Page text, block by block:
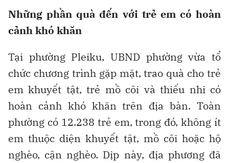
Những phần quà đến với trẻ em có hoàn
cảnh khó khăn
Tại phường Pleiku, UBND phường vừa tổ
chức chương trình gặp mặt, trao quà cho trẻ
em khuyết tật, trẻ mồ côi và thiếu nhi có
hoàn cảnh khó khăn trên địa bàn. Toàn
phường có 12.238 trẻ em, trong đó, không ít
em thuộc diện khuyết tật, mồ côi hoặc hộ
nghèo, cận nghèo. Dịp này, địa phương đã